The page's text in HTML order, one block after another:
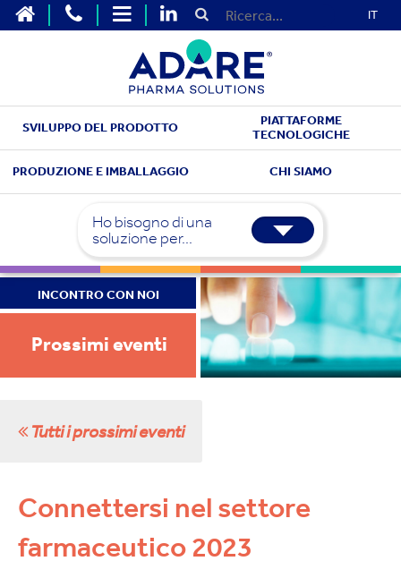
IT
SVILUPPO DEL PRODOTTO
PIATTAFORME
TECNOLOGICHE
PRODUZIONE E IMBALLAGGIO CHI SIAMO
Ho bisogno di una
soluzione per...
INCONTRO CON NOI
Prossimi eventi
Tutti i prossimi eventi
Connettersi nel settore
farmaceutico 2023